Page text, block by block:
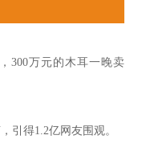
300万元的木耳一晚卖
引得1.2亿网友围观。